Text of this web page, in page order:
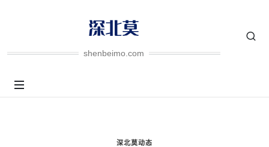
shenbeimo.com
深北莫动态